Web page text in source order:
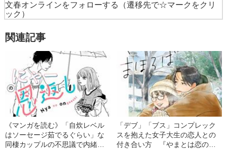
文春オンラインをフォローする
（遷移先で☆マークをクリ
ック）
関連記事
《マンガを読む》「自炊レベル
はソーセージ茹でるぐらい」な
同棲カップルの不思議で内緒な
「デブ」「ブス」コンプレック
スを抱えた女子大生の恋人との
付き合い方 『やまとは恋のま